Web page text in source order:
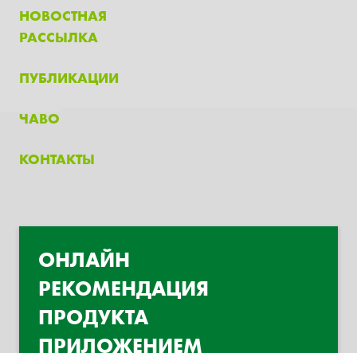
НОВОСТНАЯ
РАССЫЛКА
ПУБЛИКАЦИИ
ЧАВО
КОНТАКТЫ
ОНЛАЙН
РЕКОМЕНДАЦИЯ
ПРОДУКТА
ПРИЛОЖЕНИЕМ